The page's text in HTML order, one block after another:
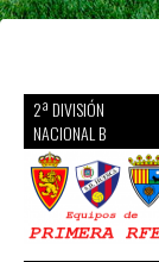
2ª DIVISIÓN
NACIONAL B